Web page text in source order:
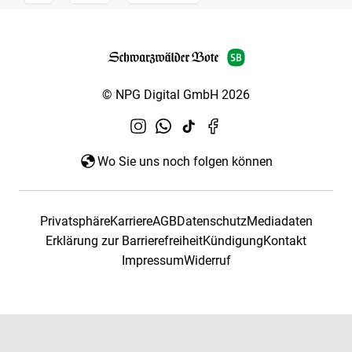
© NPG Digital GmbH 2026
Wo Sie uns noch folgen können
PrivatsphäreKarriereAGBDatenschutzMediadaten
Erklärung zur BarrierefreiheitKündigungKontakt
ImpressumWiderruf